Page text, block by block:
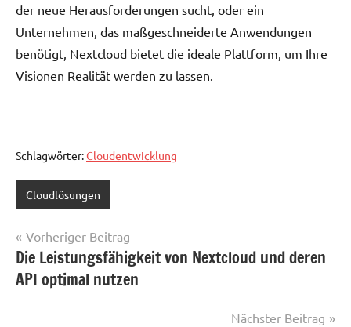
der neue Herausforderungen sucht, oder ein
Unternehmen, das maßgeschneiderte Anwendungen
benötigt, Nextcloud bietet die ideale Plattform, um Ihre
Visionen Realität werden zu lassen.
Schlagwörter:Cloudentwicklung
Cloudlösungen
Beitragsnavigation
Vorheriger Beitrag
Die Leistungsfähigkeit von Nextcloud und deren
API optimal nutzen
Nächster Beitrag